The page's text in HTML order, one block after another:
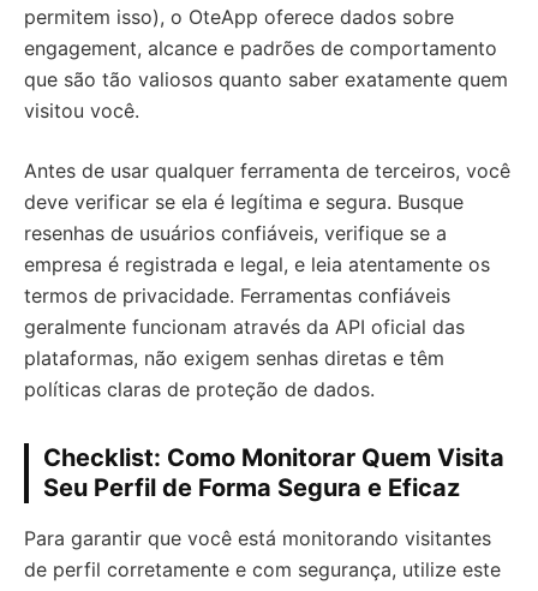
permitem isso), o OteApp oferece dados sobre
engagement, alcance e padrões de comportamento
que são tão valiosos quanto saber exatamente quem
visitou você.
Antes de usar qualquer ferramenta de terceiros, você
deve verificar se ela é legítima e segura. Busque
resenhas de usuários confiáveis, verifique se a
empresa é registrada e legal, e leia atentamente os
termos de privacidade. Ferramentas confiáveis
geralmente funcionam através da API oficial das
plataformas, não exigem senhas diretas e têm
políticas claras de proteção de dados.
Checklist: Como Monitorar Quem Visita
Seu Perfil de Forma Segura e Eficaz
Para garantir que você está monitorando visitantes
de perfil corretamente e com segurança, utilize este